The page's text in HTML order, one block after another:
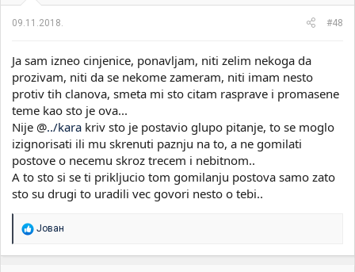
09.11.2018. #48
Ja sam izneo cinjenice, ponavljam, niti zelim nekoga da
prozivam, niti da se nekome zameram, niti imam nesto
protiv tih clanova, smeta mi sto citam rasprave i promasene
teme kao sto je ova...
Nije @../kara kriv sto je postavio glupo pitanje, to se moglo
izignorisati ili mu skrenuti paznju na to, a ne gomilati
postove o necemu skroz trecem i nebitnom..
A to sto si se ti prikljucio tom gomilanju postova samo zato
sto su drugi to uradili vec govori nesto o tebi..
R
a
Јован